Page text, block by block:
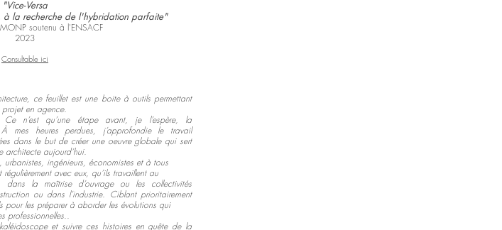
"Vice-Versa
à la recherche de l'hybridation parfaite"
soutenu à l'ENSACF
2023
Consultable ici
ce feuillet est une boite à outils permettant
projet en agence.
n’est qu’une étape avant, je l’espère, la
mes heures perdues, j’approfondie le travail
dans le but de créer une oeuvre globale qui sert
architecte aujourd’hui.
urbanistes, ingénieurs, économistes et à tous
avec eux, qu’ils travaillent au
dans la maîtrise d’ouvrage ou les collectivités
ou dans l’industrie. Ciblant prioritairement
pour les préparer à aborder les évolutions qui
professionnelles..
et suivre ces histoires en quête de la